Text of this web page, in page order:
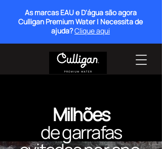
As marcas EAU e D'água são agora
Culligan Premium Water | Necessita de
ajuda?Clique aqui
Milhões
de garrafas